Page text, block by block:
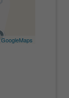
GoogleMaps